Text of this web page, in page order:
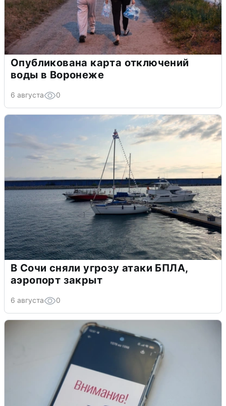
Опубликована карта отключений
воды в Воронеже
6 августа 0
В Сочи сняли угрозу атаки БПЛА,
аэропорт закрыт
6 августа 0